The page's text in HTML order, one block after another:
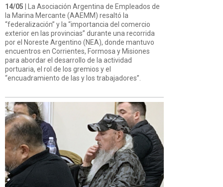
14/05 | La Asociación Argentina de Empleados de
la Marina Mercante (AAEMM) resaltó la
“federalización” y la “importancia del comercio
exterior en las provincias” durante una recorrida
por el Noreste Argentino (NEA), donde mantuvo
encuentros en Corrientes, Formosa y Misiones
para abordar el desarrollo de la actividad
portuaria, el rol de los gremios y el
“encuadramiento de las y los trabajadores”.